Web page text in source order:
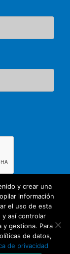
y crear una
información
el uso de esta
y así controlar
y gestiona. Para
de datos,
de privacidad